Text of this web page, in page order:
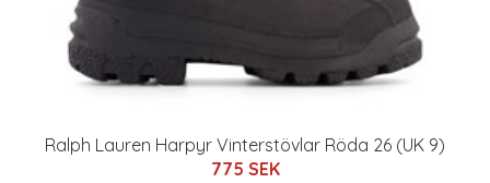
Ralph Lauren Harpyr Vinterstövlar Röda 26 (UK 9)
775 SEK